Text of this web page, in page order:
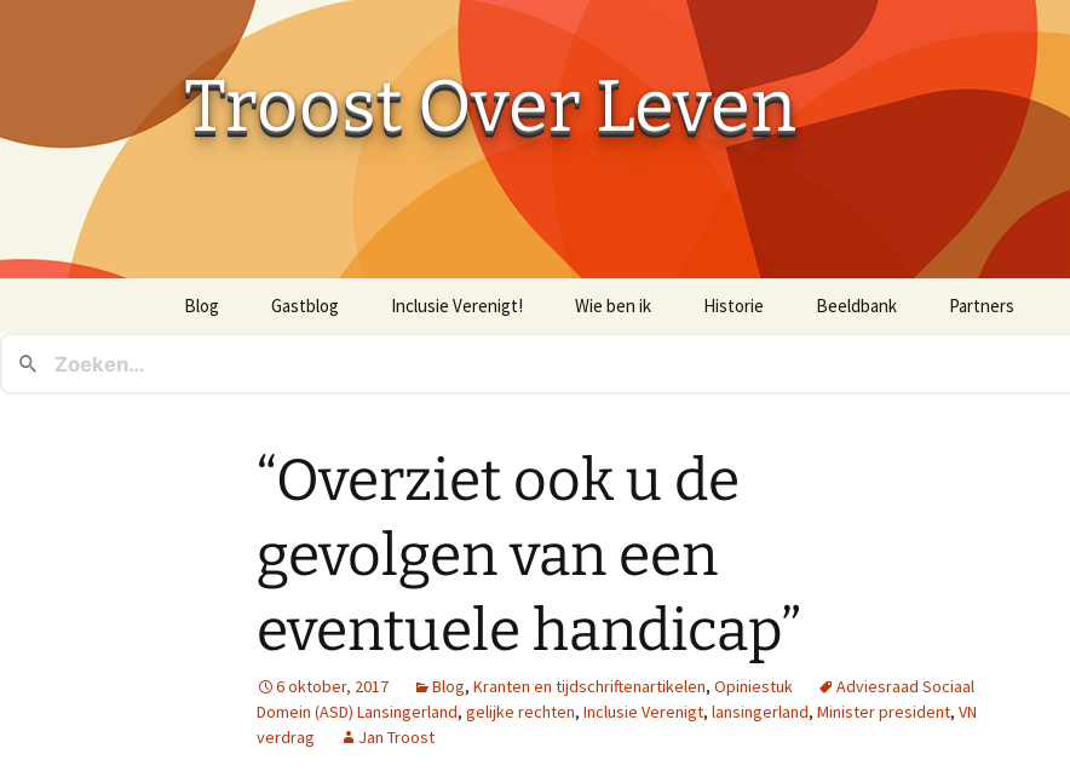
Troost Over Leven
Blog Gastblog Inclusie Verenigt! Wie ben ik Historie Beeldbank Partners
“Overziet ook u de
gevolgen van een
eventuele handicap”
6 oktober, 2017 Blog, Kranten en tijdschriftenartikelen, Opiniestuk
Adviesraad Sociaal
Domein (ASD) Lansingerland, gelijke rechten, Inclusie Verenigt, lansingerland, Minister president, VN
verdrag
Jan Troost